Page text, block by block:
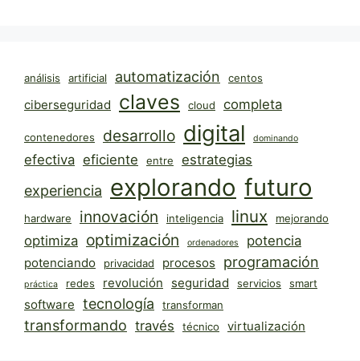
análisis artificial automatización centos
ciberseguridad claves cloud completa
contenedores desarrollo digital dominando
efectiva eficiente entre estrategias
experiencia explorando futuro
hardware innovación inteligencia linux mejorando
optimiza optimización ordenadores potencia
potenciando privacidad procesos programación
práctica redes revolución seguridad servicios smart
software tecnología transforman
transformando través técnico virtualización